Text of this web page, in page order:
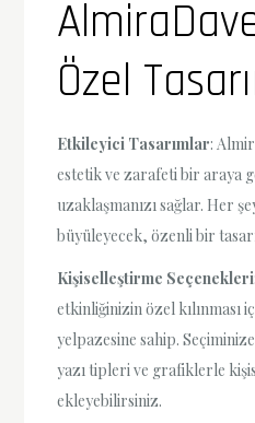
Özel
Etkileyici Tasarımlar:
estetik ve zarafeti bir araya
uzaklaşmanızı sağlar. Her
büyüleyecek, özenli bir
Kişiselleştirme Seçenekleri
etkinliğinizin özel kılınması
yelpazesine sahip.
yazı tipleri ve grafiklerle
ekleyebilirsiniz.